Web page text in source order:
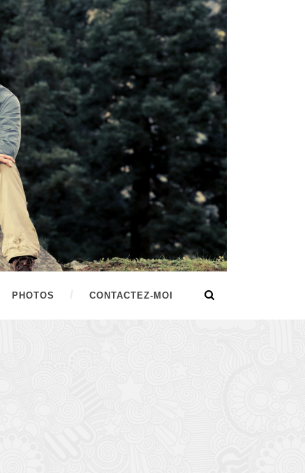
PHOTOS CONTACTEZ-MOI